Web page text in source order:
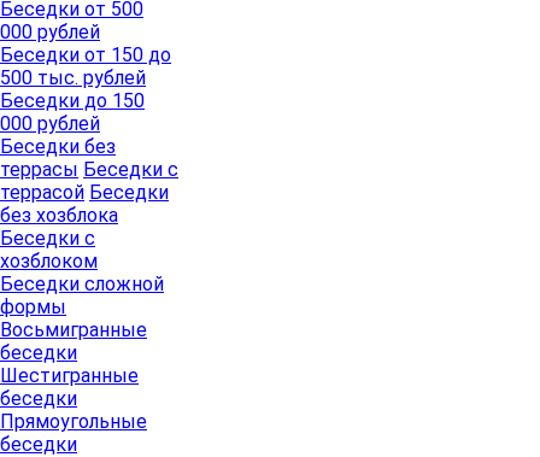
Беседки от 500
000 рублей
Беседки от 150 до
500 тыс. рублей
Беседки до 150
000 рублей
Беседки без
террасы Беседки с
террасой Беседки
без хозблока
Беседки с
хозблоком
Беседки сложной
формы
Восьмигранные
беседки
Шестигранные
беседки
Прямоугольные
беседки